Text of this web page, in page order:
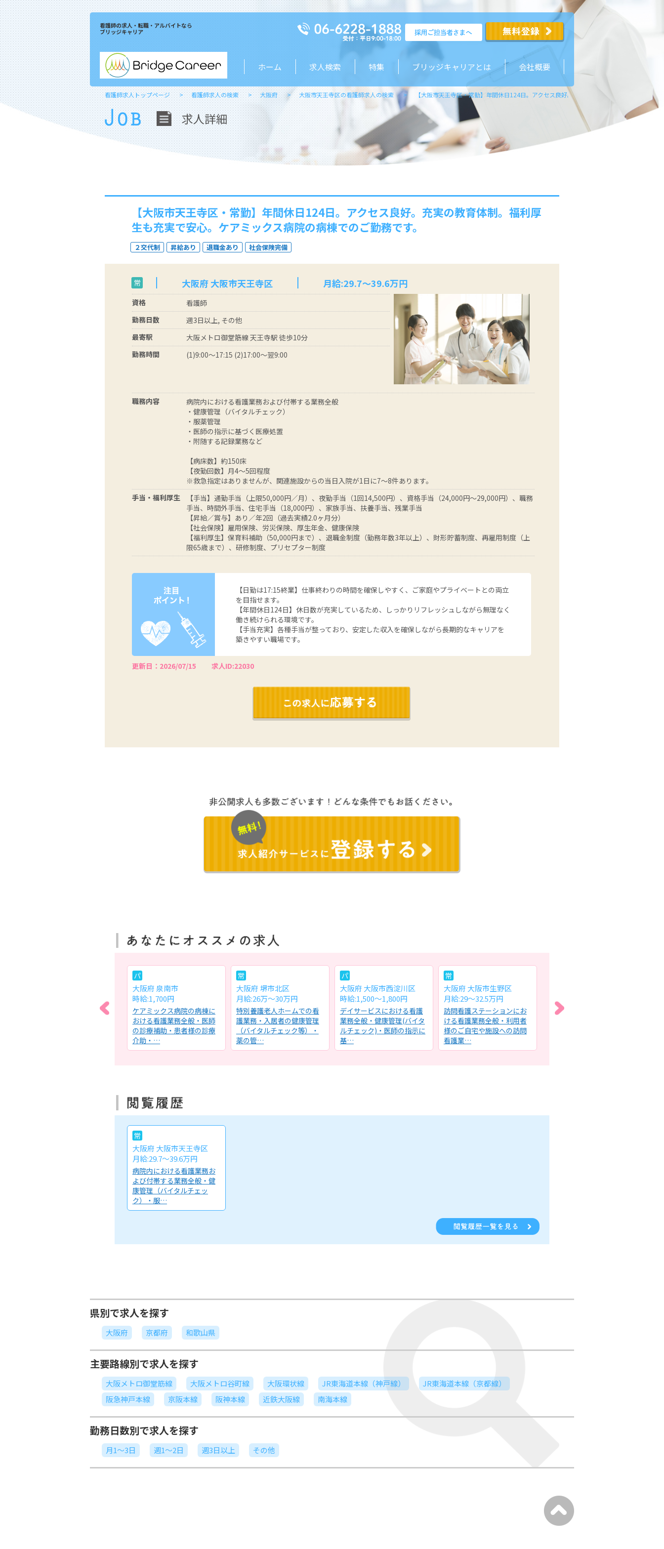
看護師の求人・転職・アルバイトなら
ブリッジキャリア
ホーム 求人検索 特集 ブリッジキャリアとは 会社概要
看護師求人トップページ 看護師求人の検索 大阪府 大阪市天王寺区の看護師求人の検索 【大阪市天王寺区・常勤】年間休日124日。アクセス良好。充実の教育体制。福利厚生も充
求人詳細
【大阪市天王寺区・常勤】年間休日124日。アクセス良好。充実の教育体制。福利厚
生も充実で安心。ケアミックス病院の病棟でのご勤務です。
２交代制 昇給あり 退職金あり 社会保険完備
常 大阪府 大阪市天王寺区 月給:29.7～39.6万円
資格
看護師
勤務日数
週3日以上, その他
最寄駅
大阪メトロ御堂筋線 天王寺駅 徒歩10分
勤務時間
(1)9:00～17:15 (2)17:00～翌9:00
職務内容
病院内における看護業務および付帯する業務全般
・健康管理（バイタルチェック）
・服薬管理
・医師の指示に基づく医療処置
・附随する記録業務など
【病床数】約150床
【夜勤回数】月4～5回程度
※救急指定はありませんが、関連施設からの当日入院が1日に7～8件あります。
手当・福利厚生
【手当】通勤手当（上限50,000円／月）、夜勤手当（1回14,500円）、資格手当（24,000円～29,000円）、職務
手当、時間外手当、住宅手当（18,000円）、家族手当、扶養手当、残業手当
【昇給／賞与】あり／年2回（過去実績2.0ヶ月分）
【社会保険】雇用保険、労災保険、厚生年金、健康保険
【福利厚生】保育料補助（50,000円まで）、退職金制度（勤務年数3年以上）、財形貯蓄制度、再雇用制度（上
限65歳まで）、研修制度、プリセプター制度
【日勤は17:15終業】仕事終わりの時間を確保しやすく、ご家庭やプライベートとの両立
を目指せます。
【年間休日124日】休日数が充実しているため、しっかりリフレッシュしながら無理なく
働き続けられる環境です。
【手当充実】各種手当が整っており、安定した収入を確保しながら長期的なキャリアを
築きやすい職場です。
更新日：2026/07/15 求人ID:22030
ケアミックス病院の病棟に
パ
大阪府 泉南市
時給:1,700円
ケアミックス病院の病棟に
おける看護業務全般・医師
の診療補助・患者様の診療
介助・…
常
大阪府 堺市北区
月給:26万〜30万円
特別養護老人ホームでの看
護業務・入居者の健康管理
（バイタルチェック等）・
薬の管…
パ
大阪府 大阪市西淀川区
時給:1,500～1,800円
デイサービスにおける看護
業務全般・健康管理(バイタ
ルチェック)・医師の指示に
基…
常
大阪府 大阪市生野区
月給:29～32.5万円
訪問看護ステーションにお
ける看護業務全般・利用者
様のご自宅や施設への訪問
看護業…
月給:28.5～32.3万円
介護付き有料老人ホームに
常
大阪府 大阪市天王寺区
月給:29.7～39.6万円
病院内における看護業務お
よび付帯する業務全般・健
康管理（バイタルチェッ
ク）・服…
県別で求人を探す
大阪府 京都府 和歌山県
主要路線別で求人を探す
大阪メトロ御堂筋線 大阪メトロ谷町線 大阪環状線 JR東海道本線（神戸線）
JR東海道本線（京都線）
阪急神戸本線
京阪本線 阪神本線 近鉄大阪線 南海本線
勤務日数別で求人を探す
月1～3日 週1～2日 週3日以上 その他